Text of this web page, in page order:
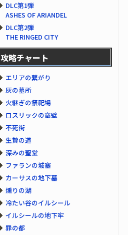
DLC第1弾
ASHES OF ARIANDEL
DLC第2弾
THE RINGED CITY
攻略チャート
エリアの繋がり
灰の墓所
火継ぎの祭祀場
ロスリックの高壁
不死街
生贄の道
深みの聖堂
ファランの城塞
カーサスの地下墓
燻りの湖
冷たい谷のイルシール
イルシールの地下牢
罪の都